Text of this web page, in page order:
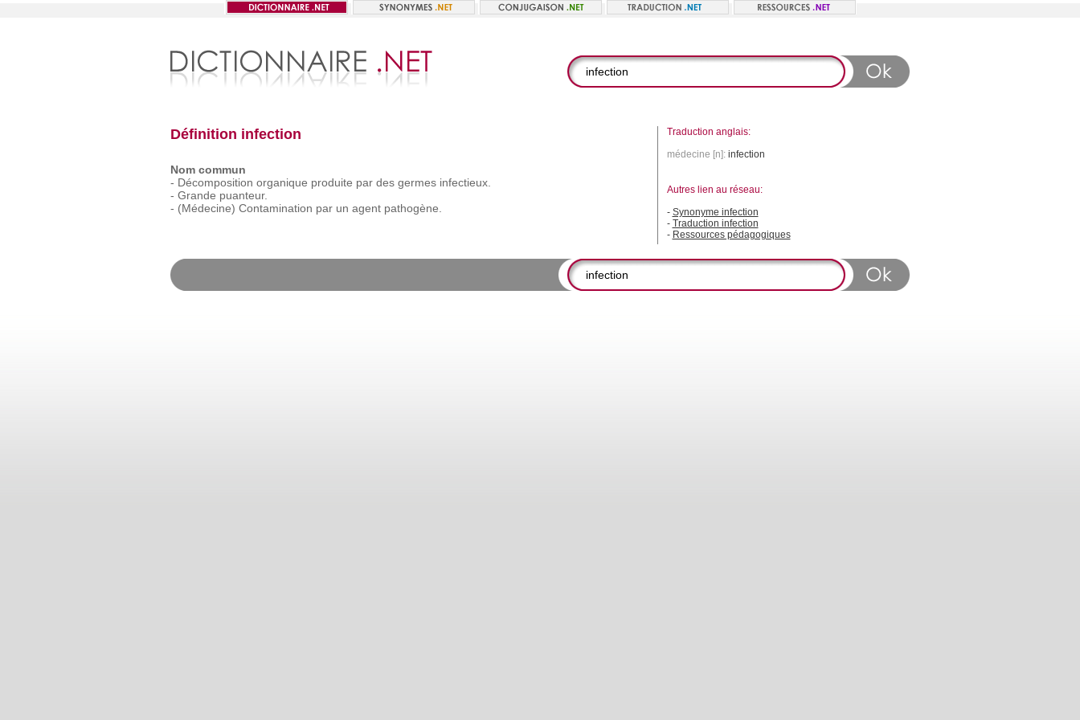
Définition infection
Nom commun
- Décomposition organique produite par des germes infectieux.
- Grande puanteur.
- (Médecine) Contamination par un agent pathogène.
Traduction anglais:
médecine [n]: infection
Autres lien au réseau:
- Synonyme infection
- Traduction infection
- Ressources pédagogiques